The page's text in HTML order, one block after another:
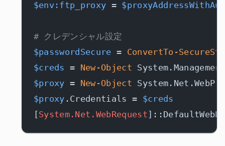
$env:ftp_proxy =
# クレデンシャル設定
$passwordSecure = ConvertTo-
$creds = New-Object
$proxy = New-Object
$proxy .Credentials = $creds
[System.Net.WebRequest